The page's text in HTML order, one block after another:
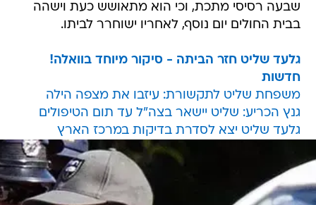
שבעה רסיסי מתכת, וכי הוא מתאושש כעת וישהה
בבית החולים יום נוסף, לאחריו ישוחרר לביתו.
גלעד שליט חזר הביתה - סיקור מיוחד בוואלה!
חדשות
משפחת שליט לתקשורת: עיזבו את מצפה הילה
גנץ הכריע: שליט יישאר בצה"ל עד תום הטיפולים
גלעד שליט יצא לסדרת בדיקות במרכז הארץ